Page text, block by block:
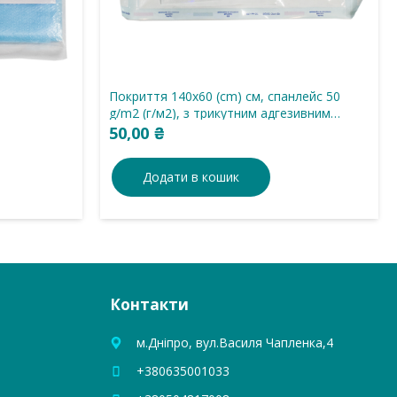
Покриття 140х60 (cm) см, спанлейс 50
g/m2 (г/м2), з трикутним адгезивним
операційним полем, стерильне,
50,00 ₴
Додати в кошик
Контакти
м.Дніпро, вул.Василя Чапленка,4
+380635001033